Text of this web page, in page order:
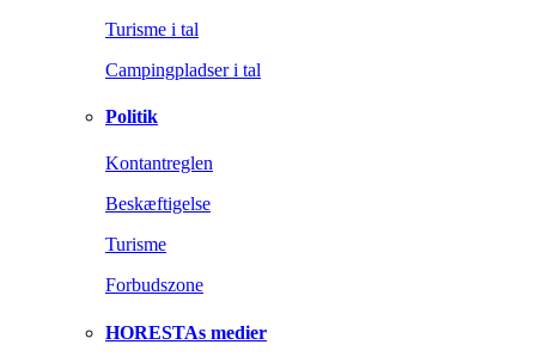
Turisme i tal
Campingpladser i tal
Politik
Kontantreglen
Beskæftigelse
Turisme
Forbudszone
HORESTAs medier